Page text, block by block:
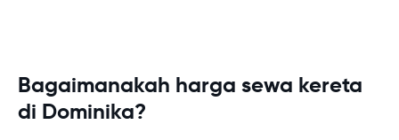
Bagaimanakah harga sewa kereta
di Dominika?